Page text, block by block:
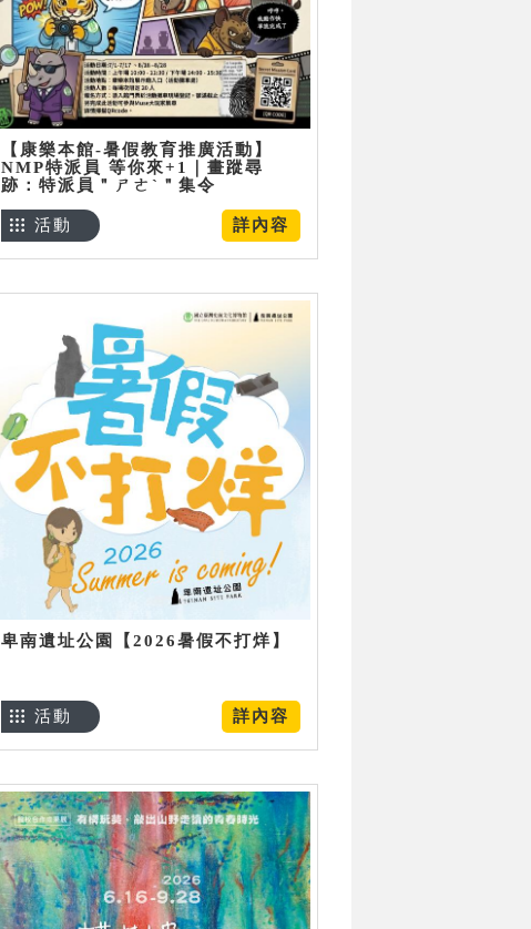
【康樂本館-暑假教育推廣活動】
NMP特派員 等你來+1｜畫蹤尋
跡：特派員＂ㄕㄜˋ＂集令
詳內容
活動
卑南遺址公園【2026暑假不打烊】
詳內容
活動